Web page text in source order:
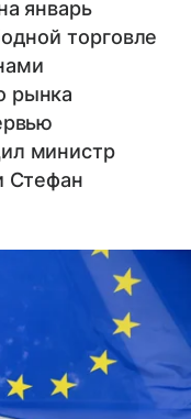
январь
торговле
рынка
министр
Стефан